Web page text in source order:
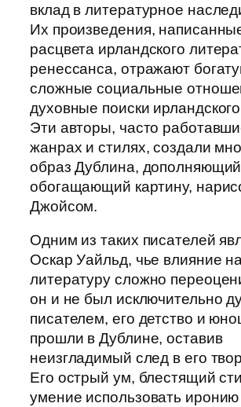
вклад в литературное
Их произведения,
расцвета ирландского
ренессанса, отражают
сложные социальные
духовные поиски
Эти авторы, часто
жанрах и стилях, создали
образ Дублина,
обогащающий картину,
Джойсом.
Одним из таких писателей
Оскар Уайльд, чье влияние
литературу сложно
он и не был исключительно
писателем, его детство и
прошли в Дублине, оставив
неизгладимый след в его
Его острый ум, блестящий
умение использовать